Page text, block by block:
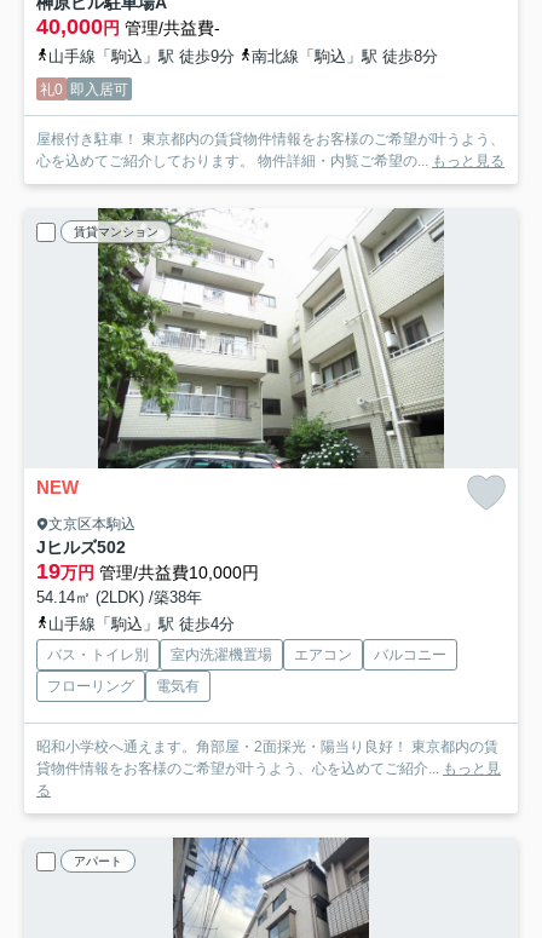
40,000円 管理/共益費-
山手線「駒込」駅 徒歩9分 南北線「駒込」駅 徒歩8分
礼0 即入居可
屋根付き駐車！ 東京都内の賃貸物件情報をお客様のご希望が叶うよう、
心を込めてご紹介しております。 物件詳細・内覧ご希望の... もっと見る
賃貸マンション
NEW
文京区本駒込
Jヒルズ502
19万円 管理/共益費10,000円
54.14㎡ (2LDK) /築38年
山手線「駒込」駅 徒歩4分
バス・トイレ別 室内洗濯機置場 エアコン
バルコニー
フローリング
電気有
昭和小学校へ通えます。角部屋・2面採光・陽当り良好！ 東京都内の賃
貸物件情報をお客様のご希望が叶うよう、心を込めてご紹介... もっと見
る
アパート